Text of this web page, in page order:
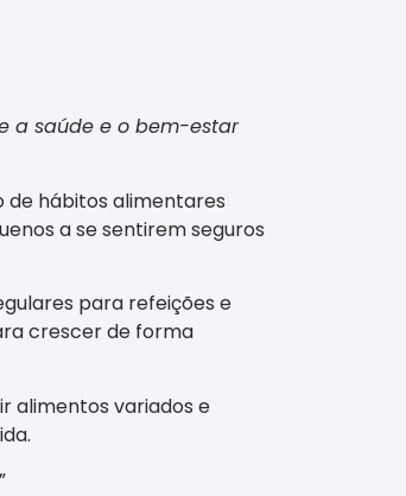
a saúde e o bem-estar
de hábitos alimentares
a se sentirem seguros
para refeições e
crescer de forma
alimentos variados e